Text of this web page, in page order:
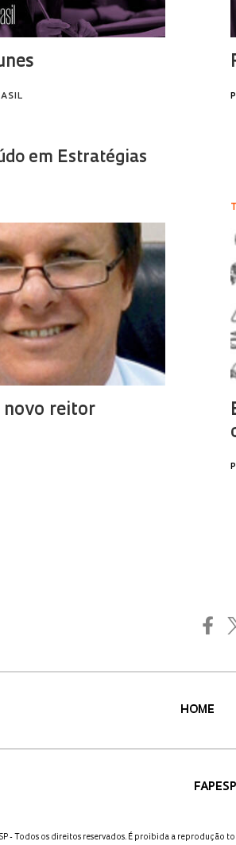
HOME
FAPESP
- Todos os direitos reservados. É proibida a